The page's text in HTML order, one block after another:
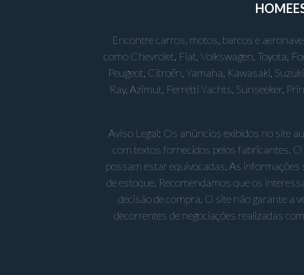
HOME
Encontre carros, motos, barcos e
como Chevrolet, Fiat, Volkswagen, Toyota,
Peugeot, Citroën, Yamaha, Kawasaki,
Ray, Azimut, Ferretti Yachts, Sunseeker,
Aviso Legal: Os anúncios exibidos no site
com textos fornecidos pelos fabricantes.
possam estar equivocadas. As informações
de estoque. Recomendamos que os
decisão de compra. O site não garante a
decorrentes de negociações realizadas